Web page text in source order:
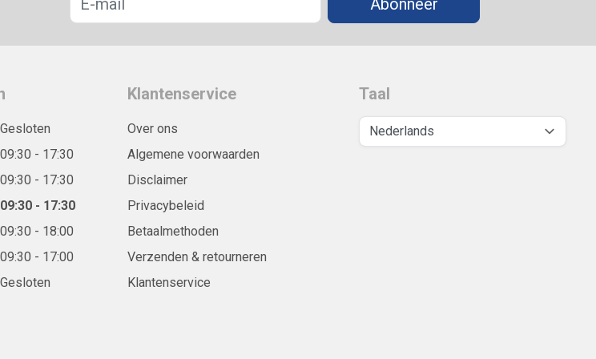
Gesloten
09:30 - 17:30
09:30 - 17:30
09:30 - 17:30
09:30 - 18:00
09:30 - 17:00
Gesloten
Klantenservice
Over ons
Algemene voorwaarden
Disclaimer
Privacybeleid
Betaalmethoden
Verzenden & retourneren
Klantenservice
Taal